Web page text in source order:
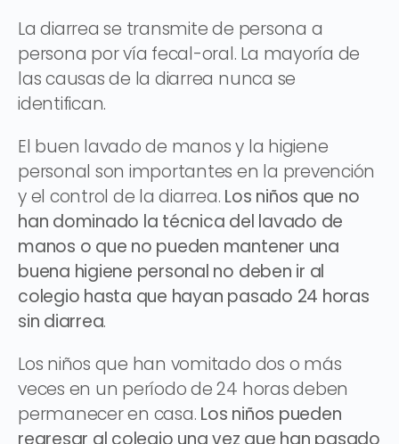
La diarrea se transmite de persona a
persona por vía fecal-oral. La mayoría de
las causas de la diarrea nunca se
identifican.
El buen lavado de manos y la higiene
personal son importantes en la prevención
y el control de la diarrea. Los niños que no
han dominado la técnica del lavado de
manos o que no pueden mantener una
buena higiene personal no deben ir al
colegio hasta que hayan pasado 24 horas
sin diarrea.
Los niños que han vomitado dos o más
veces en un período de 24 horas deben
permanecer en casa. Los niños pueden